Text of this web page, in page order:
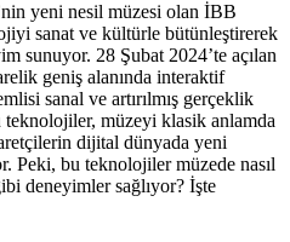
yeni nesil müzesi olan İBB
sanat ve kültürle bütünleştirerek
sunuyor. 28 Şubat 2024’te açılan
geniş alanında interaktif
sanal ve artırılmış gerçeklik
teknolojiler, müzeyi klasik anlamda
dijital dünyada yeni
Peki, bu teknolojiler müzede nasıl
deneyimler sağlıyor? İşte